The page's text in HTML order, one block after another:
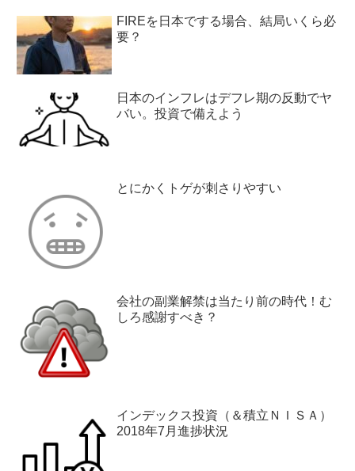
FIREを日本でする場合、結局いくら必
要？
日本のインフレはデフレ期の反動でヤ
バい。投資で備えよう
とにかくトゲが刺さりやすい
会社の副業解禁は当たり前の時代！む
しろ感謝すべき？
インデックス投資（＆積立ＮＩＳＡ）
2018年7月進捗状況